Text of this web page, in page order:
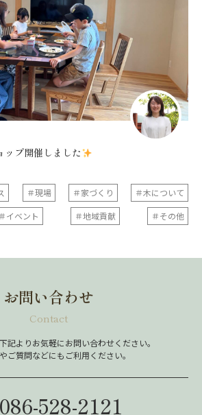
ップ開催しました
＃現場 ＃家づくり
＃木について
＃イベント ＃地域貢献 ＃その他
お問い合わせ
Contact
記よりお気軽にお問い合わせください。
ご質問などにもご利用ください。
086-528-2121